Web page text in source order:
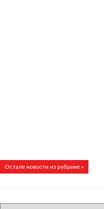
Остале новости из рубрике »